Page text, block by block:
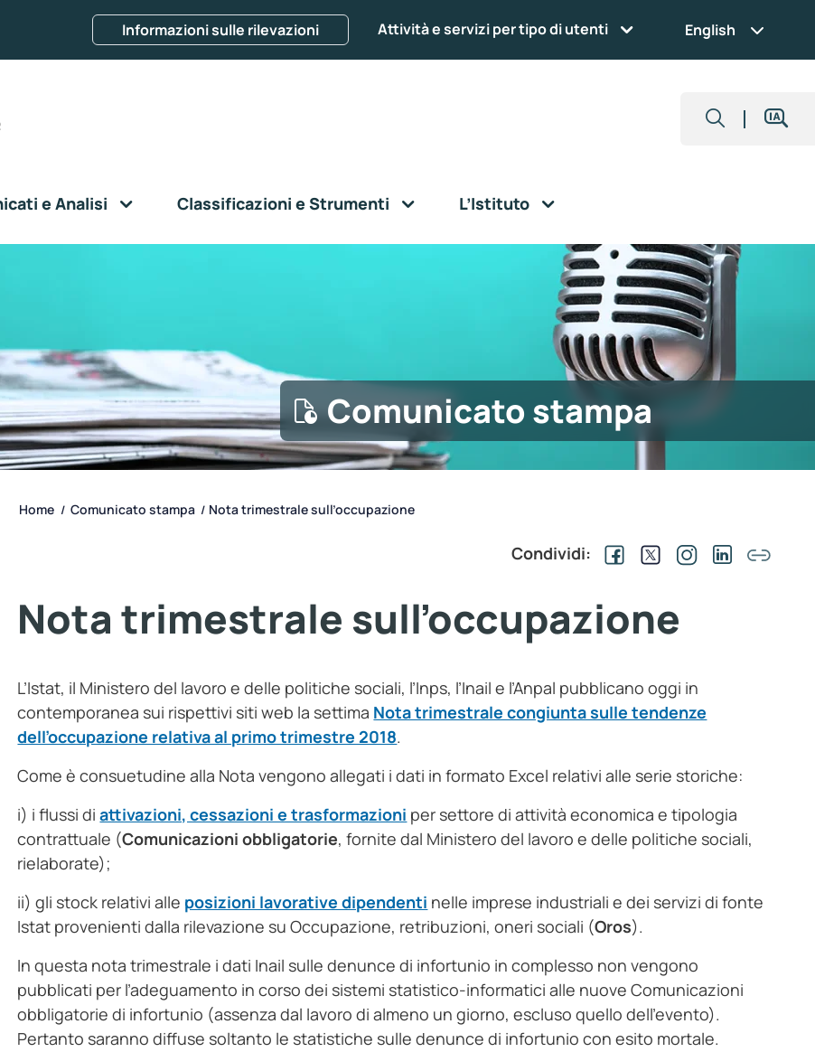
Informazioni sulle rilevazioni Attività e servizi per tipo di utenti English
e Analisi Classificazioni e Strumenti L’Istituto
Comunicato stampa
Home / Comunicato stampa / Nota trimestrale sull’occupazione
Condividi:
Nota trimestrale sull’occupazione
L’Istat, il Ministero del lavoro e delle politiche sociali, l’Inps, l’Inail e l’Anpal pubblicano oggi in
contemporanea sui rispettivi siti web la settima Nota trimestrale congiunta sulle tendenze
dell’occupazione relativa al primo trimestre 2018.
Come è consuetudine alla Nota vengono allegati i dati in formato Excel relativi alle serie storiche:
i) i flussi diattivazioni, cessazioni e trasformazioni per settore di attività economica e tipologia
contrattuale (Comunicazioni obbligatorie, fornite dal Ministero del lavoro e delle politiche sociali,
rielaborate);
ii) gli stock relativi alle posizioni lavorative dipendenti nelle imprese industriali e dei servizi di fonte
Istat provenienti dalla rilevazione su Occupazione, retribuzioni, oneri sociali (Oros).
In questa nota trimestrale i dati Inail sulle denunce di infortunio in complesso non vengono
pubblicati per l’adeguamento in corso dei sistemi statistico-informatici alle nuove Comunicazioni
obbligatorie di infortunio (assenza dal lavoro di almeno un giorno, escluso quello dell’evento).
Pertanto saranno diffuse soltanto le statistiche sulle denunce di infortunio con esito mortale.